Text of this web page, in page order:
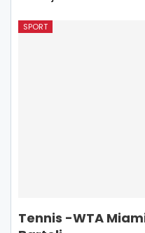
SPORT
Tennis -WTA